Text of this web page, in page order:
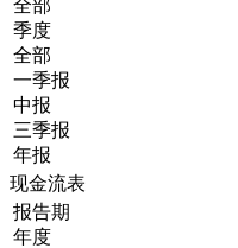
全部
季度
全部
一季报
中报
三季报
年报
现金流表
报告期
年度